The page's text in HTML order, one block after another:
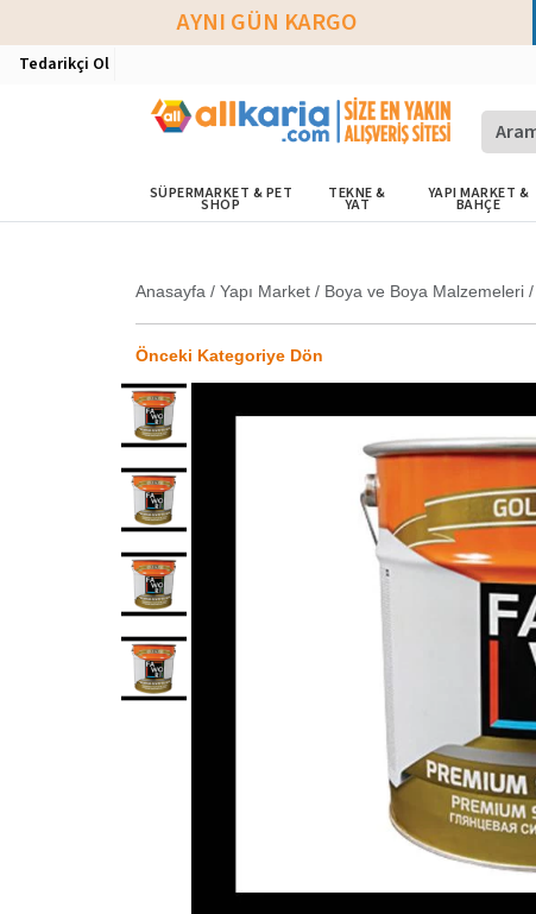
AYNI GÜN KARGO
Tedarikçi Ol
SÜPERMARKET & PET
SHOP
TEKNE &
YAT
YAPI MARKET &
BAHÇE
Anasayfa / Yapı Market / Boya ve Boya Malzemeleri /
Önceki Kategoriye Dön